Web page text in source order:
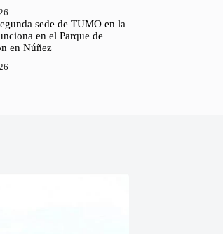
sede de TUMO en la
en el Parque de
en Núñez